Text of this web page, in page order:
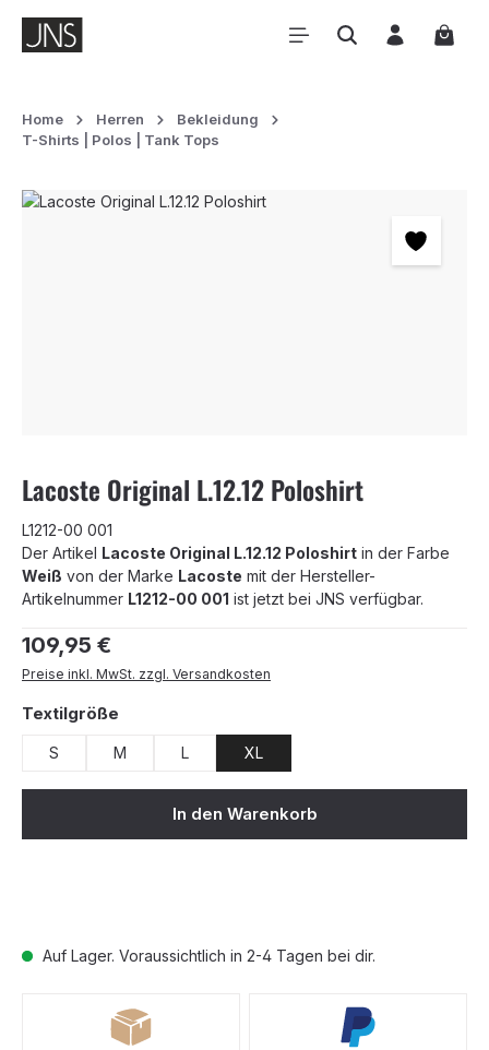
Zum Hauptinhalt springen
Home Herren
Bekleidung
T-Shirts | Polos | Tank Tops
Bildergalerie überspringen
Lacoste Original L.12.12 Poloshirt
L1212-00 001
Der Artikel Lacoste Original L.12.12 Poloshirt in der Farbe
Weiß von der Marke Lacoste mit der Hersteller-
Artikelnummer L1212-00 001 ist jetzt bei JNS verfügbar.
Regulärer Preis:
109,95 €
Preise inkl. MwSt. zzgl. Versandkosten
Auf Lager. Voraussichtlich in 2-4 Tagen bei dir.
Textilgröße
S M L XL
In den Warenkorb